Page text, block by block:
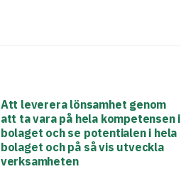
Att leverera lönsamhet genom
att ta vara på hela kompetensen i
bolaget och se potentialen i hela
bolaget och på så vis utveckla
verksamheten